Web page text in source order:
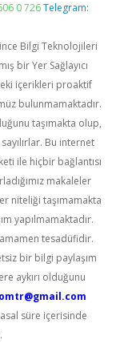
0 726 Telegram:
Bilgi Teknolojileri
bir Yer Sağlayıcı
içerikleri proaktif
bulunmamaktadır.
taşımakta olup,
Bu internet
ile hiçbir bağlantısı
makaleler
niteliği taşımamakta
yapılmamaktadır.
tesadüfidir.
bir bilgi paylaşım
aykırı olduğunu
süre içerisinde